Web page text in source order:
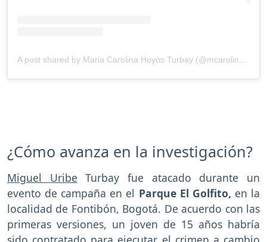
A post shared by Maria Carolina Hoyos Turbay (@mcarolinahoyost)
¿Cómo avanza en la investigación?
Miguel Uribe Turbay fue atacado durante un
evento de campaña en el Parque El Golfito, en la
localidad de Fontibón, Bogotá. De acuerdo con las
primeras versiones, un joven de 15 años habría